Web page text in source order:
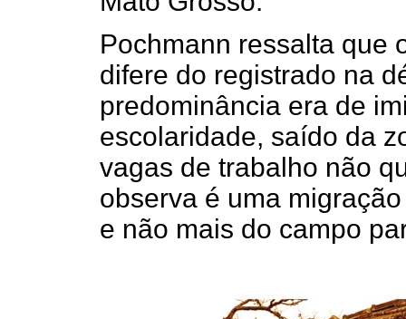
Pochmann ressalta que
difere do registrado na
predominância era de
escolaridade, saído da
vagas de trabalho não
observa é uma
e não mais do campo